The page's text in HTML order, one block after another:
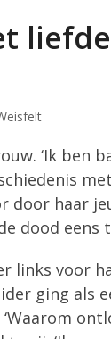
‘Ik ben
door haar
dood eens
links voor
ging als
‘Waarom